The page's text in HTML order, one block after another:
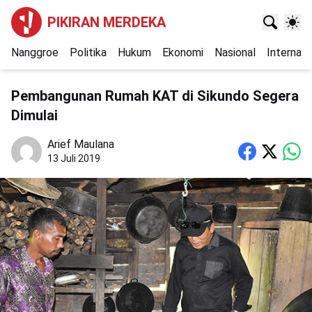
PIKIRAN MERDEKA
Nanggroe Politika Hukum Ekonomi Nasional
Pembangunan Rumah KAT di Sikundo Segera
Dimulai
Arief Maulana
13 Juli 2019